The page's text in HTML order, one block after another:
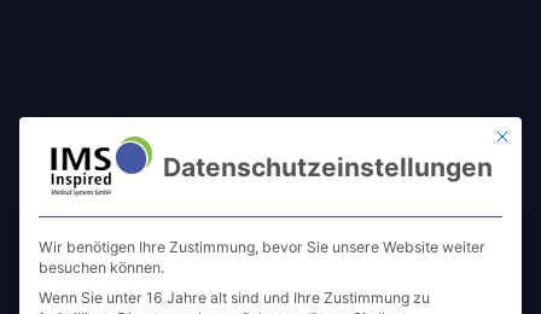
Mit
Datenschutzeinstellungen
Wir benötigen Ihre Zustimmung, bevor Sie unsere Website weiter
besuchen können.
Wenn Sie unter 16 Jahre alt sind und Ihre Zustimmung zu